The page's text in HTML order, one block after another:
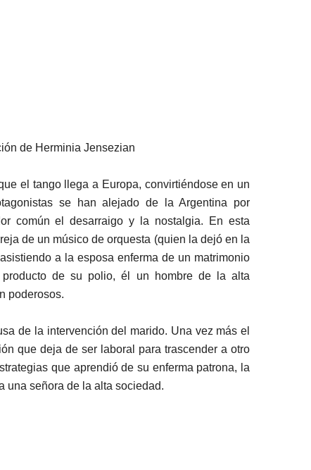
de Herminia Jensezian
el tango llega a Europa, convirtiéndose en un
se han alejado de la Argentina por
común el desarraigo y la nostalgia. En esta
de un músico de orquesta (quien la dejó en la
a la esposa enferma de un matrimonio
de su polio, él un hombre de la alta
poderosos.
de la intervención del marido. Una vez más el
que deja de ser laboral para trascender a otro
que aprendió de su enferma patrona, la
una señora de la alta sociedad.